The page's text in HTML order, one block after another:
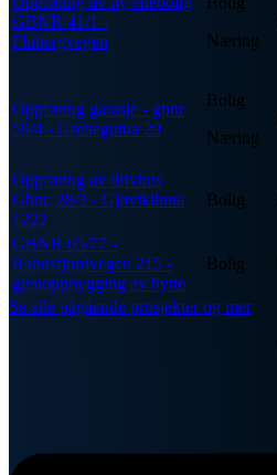
GBNR 41/1 -
Flubergvegen
Næring
Oppføring garasje - gbnr
59/4 - Grettegutua 29
Bolig
Næring
Oppføring av drivhus
Gbnr. 28/3 - Gjøviklinna
1222
Bolig
GBNR 65/77 -
Randsfjordvegen 215 -
gjenoppbygging av hytte
Bolig
Se alle pågående prosjekter og mer